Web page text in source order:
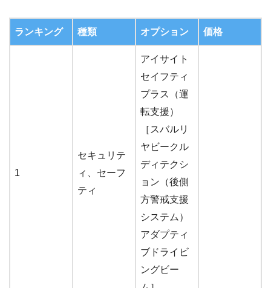
ランキング 種類 オプション 価格
1
セキュリテ
ィ、セーフ
ティ
アイサイト
セイフティ
プラス（運
転支援）
［スバルリ
ヤビークル
ディテクシ
ョン（後側
方警戒支援
システム）
アダプティ
ブドライビ
ングビー